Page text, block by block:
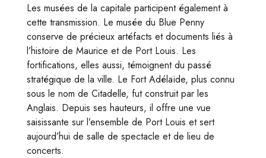
Les musées de la capitale participent également à
cette transmission. Le musée du Blue Penny
conserve de précieux artéfacts et documents liés à
l’histoire de Maurice et de Port Louis. Les
fortifications, elles aussi, témoignent du passé
stratégique de la ville. Le Fort Adélaïde, plus connu
sous le nom de Citadelle, fut construit par les
Anglais. Depuis ses hauteurs, il offre une vue
saisissante sur l’ensemble de Port Louis et sert
aujourd’hui de salle de spectacle et de lieu de
concerts.